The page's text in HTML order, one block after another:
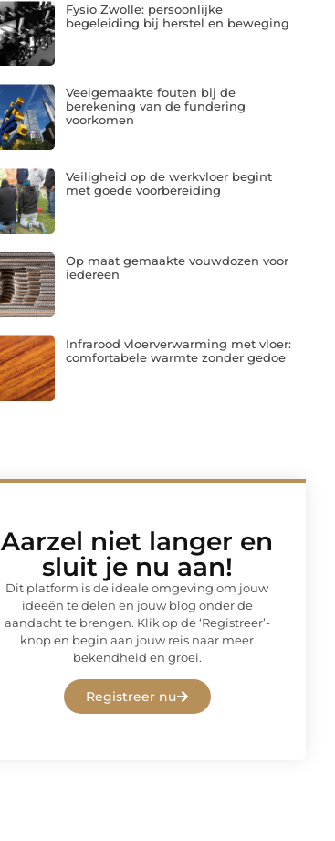
Fysio Zwolle: persoonlijke
begeleiding bij herstel en beweging
Veelgemaakte fouten bij de
berekening van de fundering
voorkomen
Veiligheid op de werkvloer begint
met goede voorbereiding
Op maat gemaakte vouwdozen voor
iedereen
Infrarood vloerverwarming met vloer:
comfortabele warmte zonder gedoe
Aarzel niet langer en
sluit je nu aan!
Dit platform is de ideale omgeving om jouw
ideeën te delen en jouw blog onder de
aandacht te brengen. Klik op de ‘Registreer’-
knop en begin aan jouw reis naar meer
bekendheid en groei.
Registreer nu